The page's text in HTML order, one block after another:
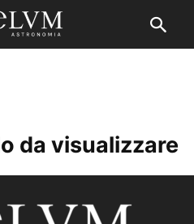
da visualizzare